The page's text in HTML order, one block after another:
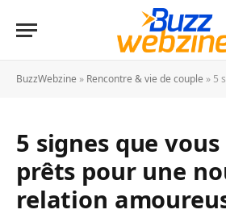
BuzzWebzine » Rencontre & vie de couple » 5
5 signes que vous
prêts pour une
relation